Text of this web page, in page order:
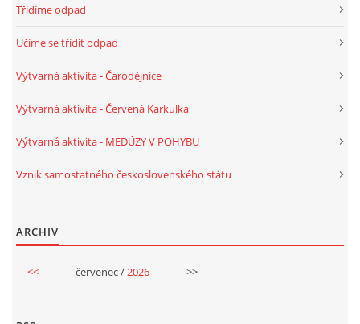
SVĚTOVÝ DEN VODY 22. BŘEZEN
RECENZE NA KNIHY
MIKULÁŠSKÁ NADÍLKA
Třídíme odpad
Učíme se třídit odpad
Výtvarná aktivita - Čarodějnice
Výtvarná aktivita - Červená Karkulka
Výtvarná aktivita - MEDÚZY V POHYBU
Vznik samostatného československého státu
ARCHIV
<< červenec /2026 >>